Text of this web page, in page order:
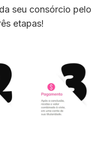
seu consórcio pelo
etapas!